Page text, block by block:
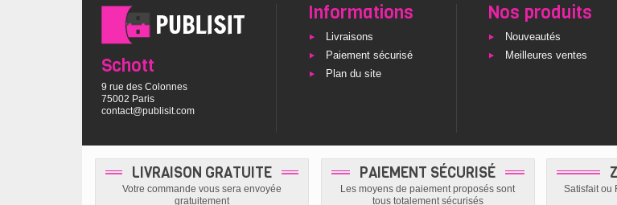
Schott
9 rue des Colonnes
75002 Paris
contact@publisit.com
Informations
Livraisons
Paiement sécurisé
Plan du site
Nos produits
Nouveautés
Meilleures ventes
LIVRAISON GRATUITE
Votre commande vous sera envoyée
gratuitement
PAIEMENT SÉCURISÉ
Les moyens de paiement proposés sont
tous totalement sécurisés
Satisfait ou